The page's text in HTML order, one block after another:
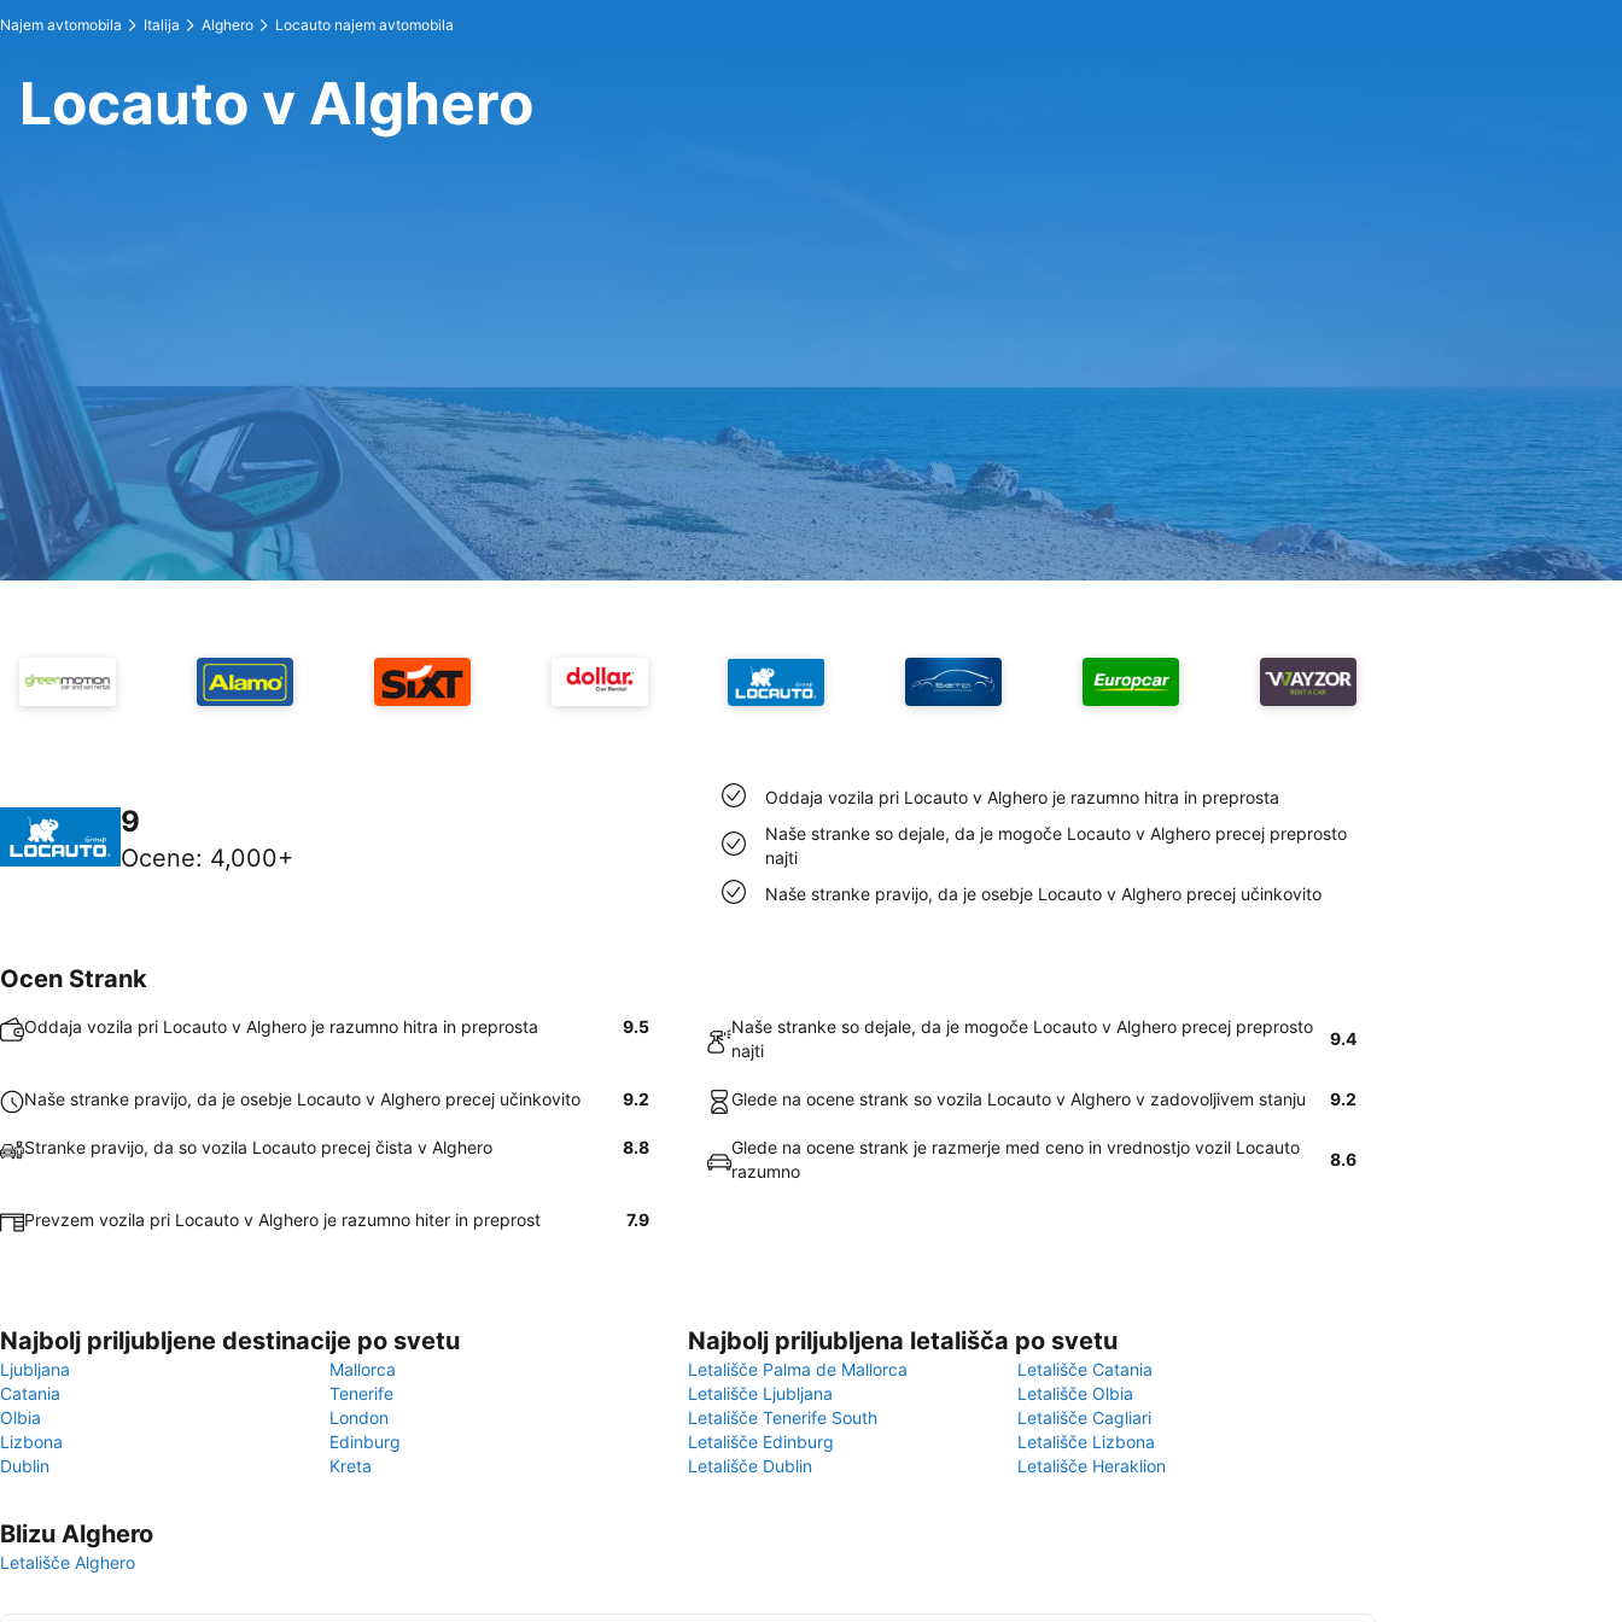
Najem avtomobila Italija Alghero Locauto najem avtomobila
Locauto v Alghero
9
Ocene: 4,000+
Oddaja vozila pri Locauto v Alghero je razumno hitra in preprosta
Naše stranke so dejale, da je mogoče Locauto v Alghero precej preprosto
najti
Naše stranke pravijo, da je osebje Locauto v Alghero precej učinkovito
Ocen Strank
Oddaja vozila pri Locauto v Alghero je razumno hitra in preprosta 9.5
Naše stranke so dejale, da je mogoče Locauto v Alghero precej preprosto
najti
9.4
Naše stranke pravijo, da je osebje Locauto v Alghero precej učinkovito 9.2 Glede na ocene strank so vozila Locauto v Alghero v zadovoljivem stanju 9.2
Stranke pravijo, da so vozila Locauto precej čista v Alghero 8.8
Glede na ocene strank je razmerje med ceno in vrednostjo vozil Locauto
razumno
8.6
Prevzem vozila pri Locauto v Alghero je razumno hiter in preprost 7.9
Najbolj priljubljene destinacije po svetu
Ljubljana
Mallorca
Catania
Tenerife
Olbia
London
Lizbona
Edinburg
Dublin
Kreta
Najbolj priljubljena letališča po svetu
Letališče Palma de Mallorca
Letališče Catania
Letališče Ljubljana
Letališče Olbia
Letališče Tenerife South
Letališče Cagliari
Letališče Edinburg
Letališče Lizbona
Letališče Dublin
Letališče Heraklion
Blizu Alghero
Letališče Alghero